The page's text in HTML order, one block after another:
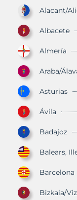
Alacant/
Albacete
Almería
Araba/
Asturias
Ávila
Badajoz
Balears,
Barcelona
Bizkaia/